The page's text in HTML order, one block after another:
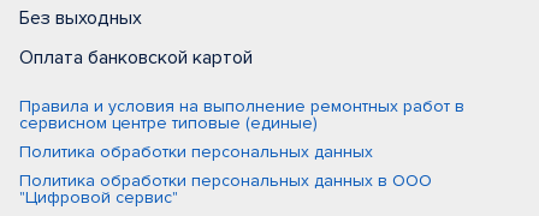
Без выходных
Оплата банковской картой
Правила и условия на выполнение ремонтных работ в
сервисном центре типовые (единые)
Политика обработки персональных данных
Политика обработки персональных данных в ООО
"Цифровой сервис"